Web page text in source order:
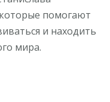
помогают
и находить
мира.